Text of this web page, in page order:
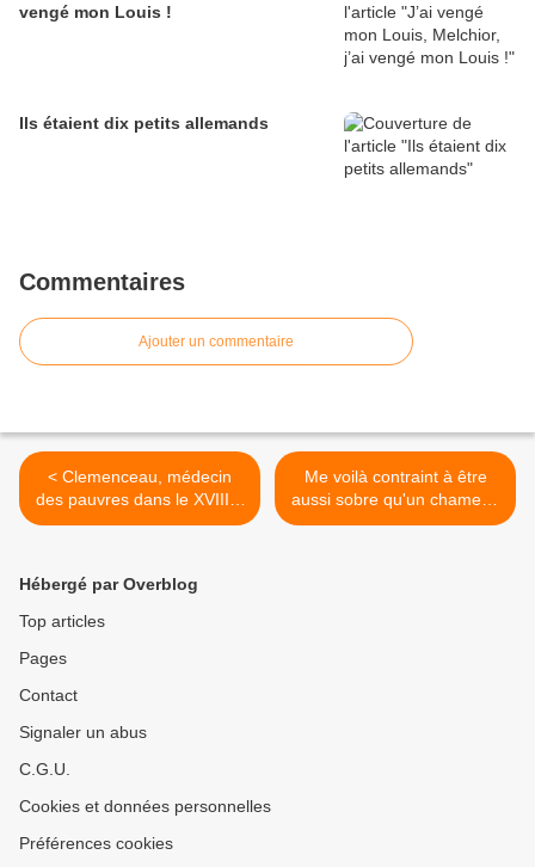
vengé mon Louis !
Ils étaient dix petits allemands
Commentaires
Ajouter un commentaire
< Clemenceau, médecin
des pauvres dans le XVIIIe,
considérait que « l’usage et
social tout entier, même
dans la société la plus
supprimerez pas le besoin
Me voilà contraint à être
aussi sobre qu'un chameau
: pour 1 ancien
Hébergé par Overblog
Top articles
Pages
Contact
Signaler un abus
C.G.U.
Cookies et données personnelles
Préférences cookies